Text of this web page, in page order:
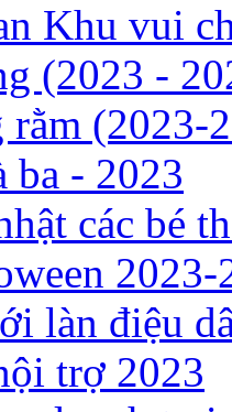
Khu vui
(2023 -
rằm (2023-
ba - 2023
các bé
2023-
làn điệu
trợ 2023